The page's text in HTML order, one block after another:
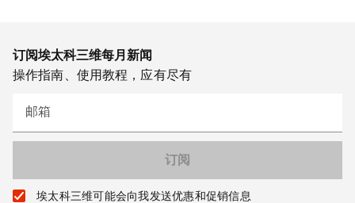
订阅埃太科三维每月新闻
操作指南、使用教程，应有尽有
邮箱
埃太科三维可能会向我发送优惠和促销信息